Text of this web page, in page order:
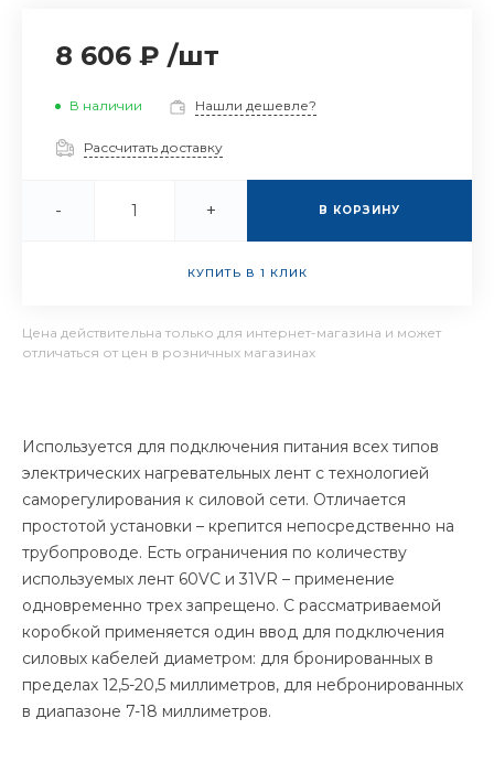
8 606 ₽ /шт
В наличии Нашли дешевле?
Рассчитать доставку
- + В КОРЗИНУ
КУПИТЬ В 1 КЛИК
Цена действительна только для интернет-магазина и может
отличаться от цен в розничных магазинах
Используется для подключения питания всех типов
электрических нагревательных лент с технологией
саморегулирования к силовой сети. Отличается
простотой установки – крепится непосредственно на
трубопроводе. Есть ограничения по количеству
используемых лент 60VC и 31VR – применение
одновременно трех запрещено. С рассматриваемой
коробкой применяется один ввод для подключения
силовых кабелей диаметром: для бронированных в
пределах 12,5-20,5 миллиметров, для небронированных
в диапазоне 7-18 миллиметров.